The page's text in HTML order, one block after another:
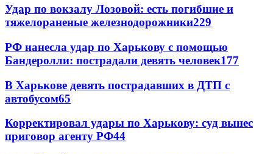
Удар по вокзалу Лозовой: есть погибшие и
тяжелораненые железнодорожники229
РФ нанесла удар по Харькову с помощью
Бандеролли: пострадали девять человек177
В Харькове девять пострадавших в ДТП с
автобусом65
Корректировал удары по Харькову: суд вынес
приговор агенту РФ44